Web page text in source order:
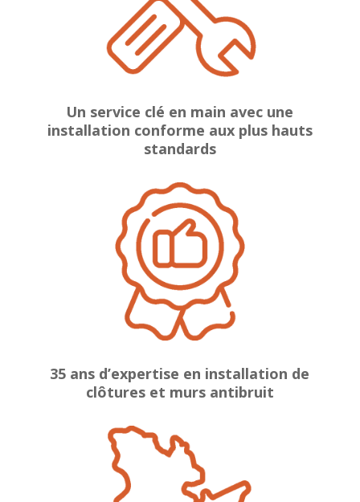
Un service clé en main avec une
installation conforme aux plus hauts
standards
35 ans d’expertise en installation de
clôtures et murs antibruit